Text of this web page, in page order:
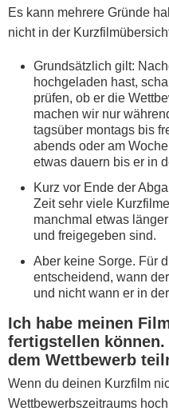
Es kann mehrere Gründe
nicht in der
Grundsätzlich gilt:
hochgeladen hast,
prüfen, ob er die
machen wir nur
tagsüber montags bis
abends oder am
etwas dauern bis er in
Kurz vor Ende der
Zeit sehr viele
manchmal etwas
und freigegeben sind.
Aber keine Sorge. Für
entscheidend, wann
und nicht wann er in
Ich habe meinen
fertigstellen
dem Wettbewerb
Wenn du deinen Kurzfilm
Wettbewerbszeitraums